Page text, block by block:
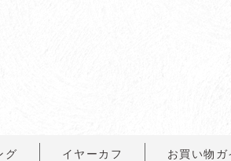
グ イヤーカフ お買い物ガ